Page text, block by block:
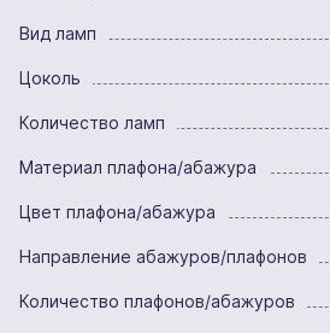
Вид ламп
Цоколь
Количество ламп
Материал плафона/абажура
Цвет плафона/абажура
Направление абажуров/плафонов
Количество плафонов/абажуров